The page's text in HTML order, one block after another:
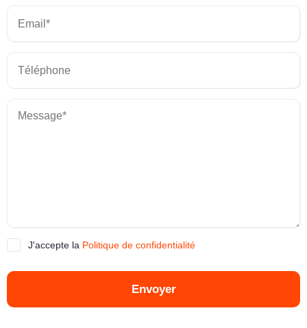
J'accepte la Politique de confidentialité
Envoyer